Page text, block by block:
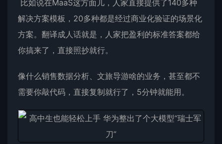
比如说在MaaS这方面儿，人家直接提供了140多种
解决方案模板，20多种都是经过商业化验证的场景化
方案。翻译成人话就是，人家把盈利的标准答案都给
你搞来了，直接照抄就行。
像什么销售数据分析、文旅导游啥的业务，甚至都不
需要你敲代码，直接复制就行了，5分钟就能用。